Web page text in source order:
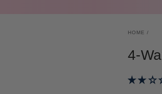
HOME /
4-